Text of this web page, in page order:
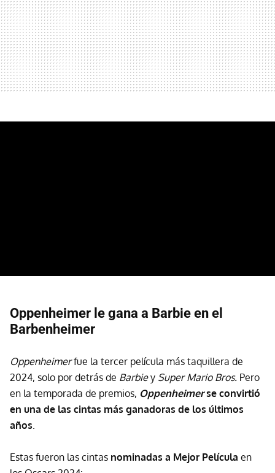
Oppenheimer le gana a Barbie en el
Barbenheimer
Oppenheimerfue la tercer película más taquillera de
2024, solo por detrás de Barbiey Super Mario Bros. Pero
en la temporada de premios, Oppenheimerse convirtió
en una de las cintas más ganadoras de los últimos
años.
Estas fueron las cintas nominadas a Mejor Película en